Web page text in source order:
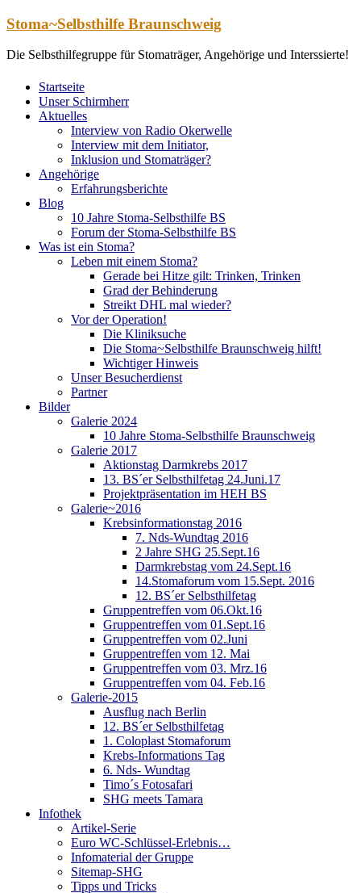
Zum
springen
Stoma~Selbsthilfe Braunschweig
Die Selbsthilfegruppe für Stomaträger, Angehörige und Interssierte!
Startseite
Unser Schirmherr
Aktuelles
Interview von Radio Okerwelle
Interview mit dem Initiator,
Inklusion und Stomaträger?
Angehörige
Erfahrungsberichte
Blog
10 Jahre Stoma-Selbsthilfe BS
Forum der Stoma-Selbsthilfe BS
Was ist ein Stoma?
Leben mit einem Stoma?
Gerade bei Hitze gilt: Trinken, Trinken
Grad der Behinderung
Streikt DHL mal wieder?
Vor der Operation!
Die Kliniksuche
Die Stoma~Selbsthilfe Braunschweig hilft!
Wichtiger Hinweis
Unser Besucherdienst
Partner
Bilder
Galerie 2024
10 Jahre Stoma-Selbsthilfe Braunschweig
Galerie 2017
Aktionstag Darmkrebs 2017
13. BS´er Selbsthilfetag 24.Juni.17
Projektpräsentation im HEH BS
Galerie~2016
Krebsinformationstag 2016
7. Nds-Wundtag 2016
2 Jahre SHG 25.Sept.16
Darmkrebstag vom 24.Sept.16
14.Stomaforum vom 15.Sept. 2016
12. BS´er Selbsthilfetag
Gruppentreffen vom 06.Okt.16
Gruppentreffen vom 01.Sept.16
Gruppentreffen vom 02.Juni
Gruppentreffen vom 12. Mai
Gruppentreffen vom 03. Mrz.16
Gruppentreffen vom 04. Feb.16
Galerie-2015
Ausflug nach Berlin
12. BS´er Selbsthilfetag
1. Coloplast Stomaforum
Krebs-Informations Tag
6. Nds- Wundtag
Timo´s Fotosafari
SHG meets Tamara
Infothek
Artikel-Serie
Euro WC-Schlüssel-Erlebnis…
Infomaterial der Gruppe
Sitemap-SHG
Tipps und Tricks